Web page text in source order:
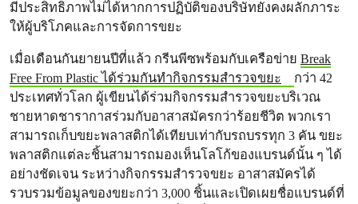
มีประสิทธิภาพไม่ได้หากการปฏิบัติของบริษัทยังคงผลักภาระ
ให้ผู้บริโภคและการจัดการขยะ
เมื่อเดือนกันยายนปีที่แล้ว กรีนพีซพร้อมกับเครือข่าย Break
Free From Plastic ได้ร่วมกันทำกิจกรรมสำรวจขยะ
กว่า 42
ประเทศทั่วโลก ผู้เขียนได้ร่วมกิจกรรมสำรวจขยะบริเวณ
ชายหาดชารากาสร่วมกับอาสาสมัครกว่าร้อยชีวิต พวกเรา
สามารถเก็บขยะพลาสติกได้เทียบเท่ากับรถบรรทุก 3 คัน ขยะ
พลาสติกแต่ละชิ้นสามารถมองเห็นโลโก้ของแบรนด์นั้น ๆ ได้
อย่างชัดเจน ระหว่างกิจกรรมสำรวจขยะ อาสาสมัครได้
รวบรวมข้อมูลของขยะกว่า 3,000 ชิ้นและเปิดเผยชื่อแบรนด์ที่